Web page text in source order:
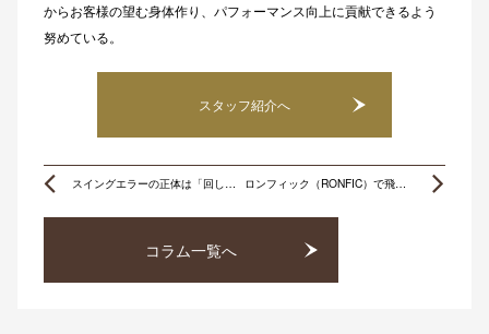
からお客様の望む身体作り、パフォーマンス向上に貢献できるよう
努めている。
スタッフ紹介へ
Prev スイングエラーの正体は「回しすぎ」？本当のテイクバックの新常識！ ロンフィック（RONFIC）で飛距離の壁を打破！AIが解き明かす「あなたの本当の最大飛距離」と身体の進化
コラム一覧へ